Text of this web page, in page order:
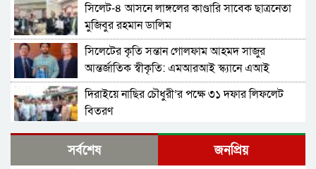
সিলেট-৪ আসনে লাঙ্গলের কাণ্ডারি সাবেক ছাত্রনেতা
মুজিবুর রহমান ডালিম
সিলেটের কৃতি সন্তান গোলফাম আহমদ সাজুর
আন্তর্জাতিক স্বীকৃতি: এমআরআই স্ক্যানে এআই
প্রয়োগে পিএইচডি অর্জন
দিরাইয়ে নাছির চৌধুরী’র পক্ষে ৩১ দফার লিফলেট
বিতরণ
কোম্পানীগঞ্জে বিএনপির ‘রাষ্ট্র কাঠামো মেরামত’ ৩১
দফার লিফলেট বিতরণ ও গণসংযোগ
সর্বশেষ জনপ্রিয়